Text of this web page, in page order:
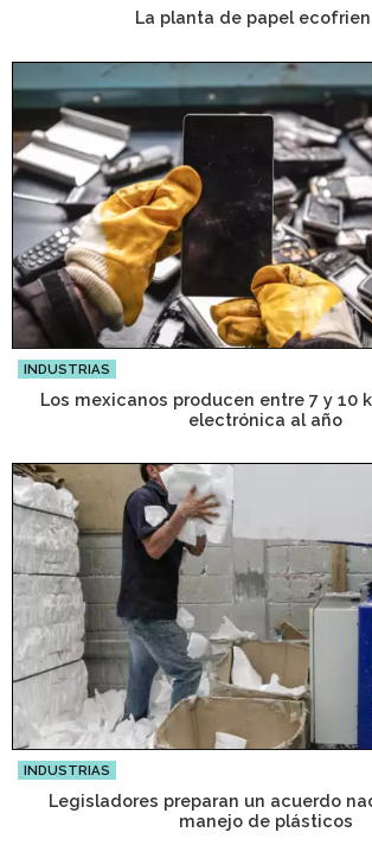
La planta de papel
INDUSTRIAS
Los mexicanos producen entre 7 y 10
electrónica al año
INDUSTRIAS
Legisladores preparan un acuerdo
manejo de plásticos